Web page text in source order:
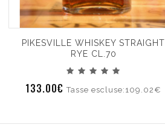
PIKESVILLE WHISKEY STRAIGHT
RYE CL.70
133.00€Tasse escluse:109.02€